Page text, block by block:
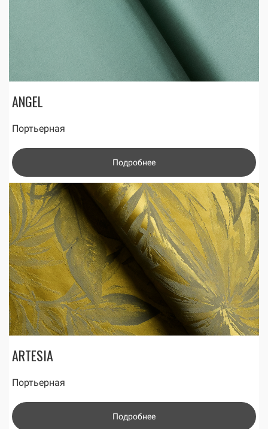
ANGEL
Портьерная
Подробнее
ARTESIA
Портьерная
Подробнее